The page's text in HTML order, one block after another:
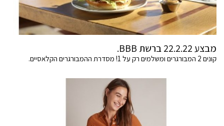
מבצע 22.2.22 ברשת BBB.
קונים 2 המבורגרים ומשלמים רק על 1! מסדרת ההמבורגרים הקלאסיים.